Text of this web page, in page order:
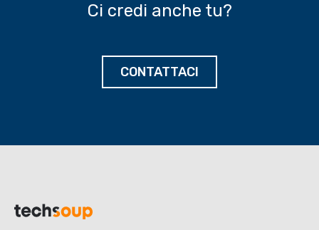
Ci credi anche tu?
CONTATTACI